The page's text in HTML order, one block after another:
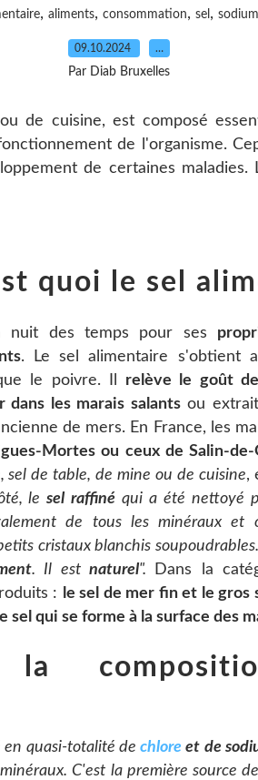
, aliments, consommation, sel , sodium
09.10.2024 …
Par Diab Bruxelles
de cuisine, est composé
de l'organisme.
de certaines maladies.
quoi le sel
nuit des temps pour ses
. Le sel alimentaire s'obtient
le poivre. Il relève le goût
les marais salantsou extrait
de mers. En France, les
Mortes ou ceux de Salin-de-
sel de table, de mine ou de cuisine,
lesel raffiné qui a été nettoyé
de tous les minéraux et
cristaux blanchis
. Il estnaturel".
Dans la
:
le sel de mer fin et le gros
sel qui se forme à la surface des
en quasi-totalité dechlore et de
C'est la première source